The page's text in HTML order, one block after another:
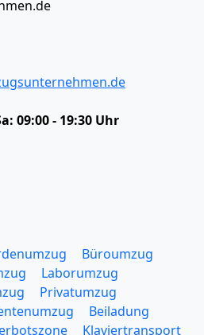
09:00 - 19:30 Uhr
Büroumzug
Laborumzug
Privatumzug
Beiladung
Klaviertransport